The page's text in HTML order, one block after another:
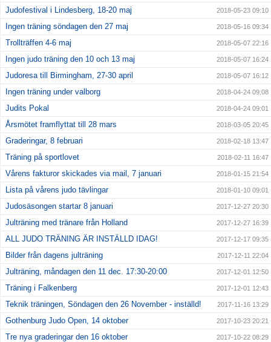
Judofestival i Lindesberg, 18-20 maj 2018-05-23 09:10
Ingen träning söndagen den 27 maj 2018-05-16 09:34
Trollträffen 4-6 maj 2018-05-07 22:16
Ingen judo träning den 10 och 13 maj 2018-05-07 16:24
Judoresa till Birmingham, 27-30 april 2018-05-07 16:12
Ingen träning under valborg 2018-04-24 09:08
Judits Pokal 2018-04-24 09:01
Årsmötet framflyttat till 28 mars 2018-03-05 20:45
Graderingar, 8 februari 2018-02-18 13:47
Träning på sportlovet 2018-02-11 16:47
Vårens fakturor skickades via mail, 7 januari 2018-01-15 21:54
Lista på vårens judo tävlingar 2018-01-10 09:01
Judosäsongen startar 8 januari 2017-12-27 20:30
Julträning med tränare från Holland 2017-12-27 16:39
ALL JUDO TRÄNING ÄR INSTÄLLD IDAG! 2017-12-17 09:35
Bilder från dagens julträning 2017-12-11 22:04
Julträning, måndagen den 11 dec. 17:30-20:00 2017-12-01 12:50
Träning i Falkenberg 2017-12-01 12:43
Teknik träningen, Söndagen den 26 November - inställd! 2017-11-16 13:29
Gothenburg Judo Open, 14 oktober 2017-10-23 20:21
Tre nya graderingar den 16 oktober 2017-10-22 08:29